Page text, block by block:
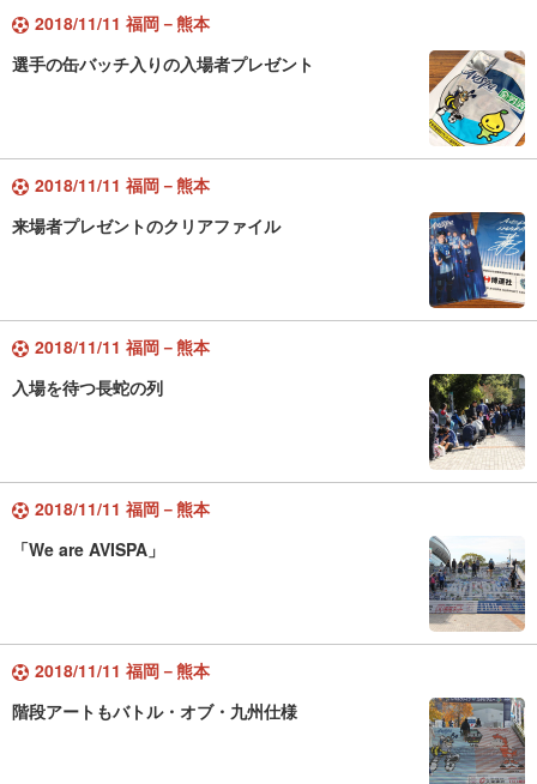
2018/11/11 福岡－熊本
選手の缶バッチ入りの入場者プレゼント
2018/11/11 福岡－熊本
来場者プレゼントのクリアファイル
2018/11/11 福岡－熊本
入場を待つ長蛇の列
2018/11/11 福岡－熊本
「We are AVISPA」
2018/11/11 福岡－熊本
階段アートもバトル・オブ・九州仕様